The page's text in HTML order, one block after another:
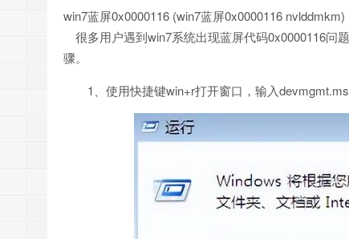
win7蓝屏0x0000116 (win7蓝屏0x0000116 nvlddmkm)
很多用户遇到win7系统出现蓝屏代码0x0000116问
骤。
1、使用快捷键win+r打开窗口，输入